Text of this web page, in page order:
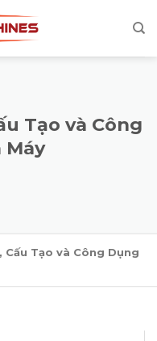
Tạo và Công
Máy
Cấu Tạo và Công Dụng